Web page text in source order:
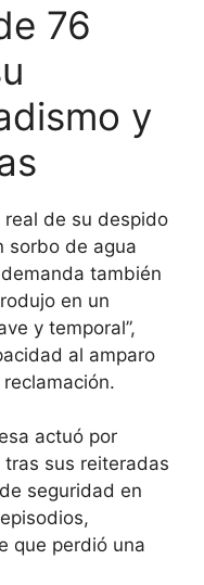
76
y
real de su despido
sorbo de agua
también
en un
y temporal”,
al amparo
actuó por
tras sus reiteradas
seguridad en
que perdió una